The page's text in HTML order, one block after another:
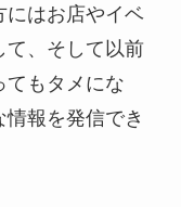
にはお店やイベ
て、そして以前
てもタメにな
報を発信でき